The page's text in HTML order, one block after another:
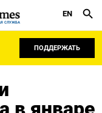
СЛУЖБА
EN
ПОДДЕРЖАТЬ